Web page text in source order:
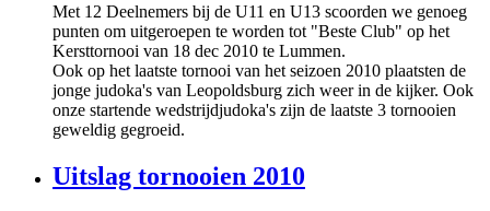
Met 12 Deelnemers bij de U11 en U13 scoorden we genoeg
punten om uitgeroepen te worden tot "Beste Club" op het
Kersttornooi van 18 dec 2010 te Lummen.
Ook op het laatste tornooi van het seizoen 2010 plaatsten de
jonge judoka's van Leopoldsburg zich weer in de kijker. Ook
onze startende wedstrijdjudoka's zijn de laatste 3 tornooien
geweldig gegroeid.
Uitslag tornooien 2010